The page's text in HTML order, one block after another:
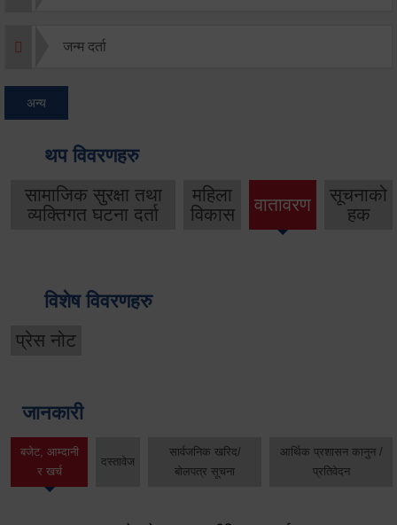
जन्म दर्ता
अन्य
थप विवरणहरु
सामाजिक सुरक्षा तथा
व्यक्तिगत घटना दर्ता
महिला
विकास
वातावरण
सूचनाको
हक
विशेष विवरणहरु
प्रेस नोट
जानकारी
बजेट, आम्दानी
र खर्च
दस्तावेज
सार्वजनिक खरिद/
बोलपत्र सूचना
आर्थिक प्रशासन कानुन /
प्रतिवेदन